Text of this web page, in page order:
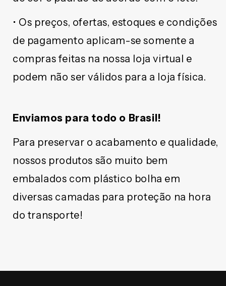
• Os preços, ofertas, estoques e condições
de pagamento aplicam-se somente a
compras feitas na nossa loja virtual e
podem não ser válidos para a loja física.
Enviamos para todo o Brasil!
Para preservar o acabamento e qualidade,
nossos produtos são muito bem
embalados com plástico bolha em
diversas camadas para proteção na hora
do transporte!